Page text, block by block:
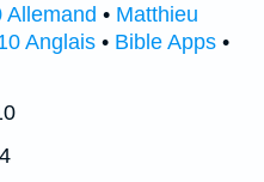
Allemand • Matthieu
Anglais • Bible Apps •